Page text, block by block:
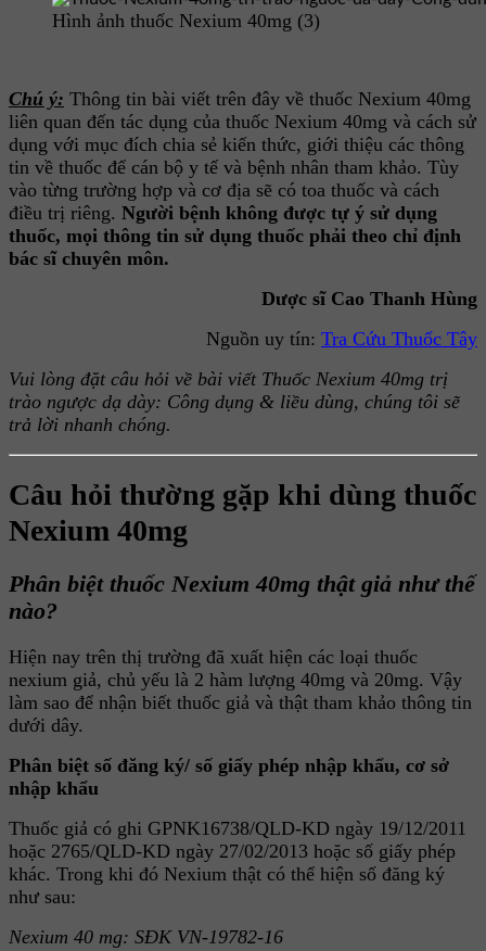
Hình ảnh thuốc Nexium 40mg (3)
Chú ý: Thông tin bài viết trên đây về thuốc Nexium 40mg
liên quan đến tác dụng của thuốc Nexium 40mg và cách sử
dụng với mục đích chia sẻ kiến thức, giới thiệu các thông
tin về thuốc để cán bộ y tế và bệnh nhân tham khảo. Tùy
vào từng trường hợp và cơ địa sẽ có toa thuốc và cách
điều trị riêng. Người bệnh không được tự ý sử dụng
thuốc, mọi thông tin sử dụng thuốc phải theo chỉ định
bác sĩ chuyên môn.
Dược sĩ Cao Thanh Hùng
Nguồn uy tín: Tra Cứu Thuốc Tây
Vui lòng đặt câu hỏi về bài viết Thuốc Nexium 40mg trị
trào ngược dạ dày: Công dụng & liều dùng, chúng tôi sẽ
trả lời nhanh chóng.
Câu hỏi thường gặp khi dùng thuốc
Nexium 40mg
Phân biệt thuốc Nexium 40mg thật giả như thế
nào?
Hiện nay trên thị trường đã xuất hiện các loại thuốc
nexium giả, chủ yếu là 2 hàm lượng 40mg và 20mg. Vậy
làm sao để nhận biết thuốc giả và thật tham khảo thông tin
dưới dây.
Phân biệt số đăng ký/ số giấy phép nhập khẩu, cơ sở
nhập khẩu
Thuốc giả có ghi GPNK16738/QLD-KD ngày 19/12/2011
hoặc 2765/QLD-KD ngày 27/02/2013 hoặc số giấy phép
khác. Trong khi đó Nexium thật có thể hiện số đăng ký
như sau:
Nexium 40 mg: SĐK VN-19782-16